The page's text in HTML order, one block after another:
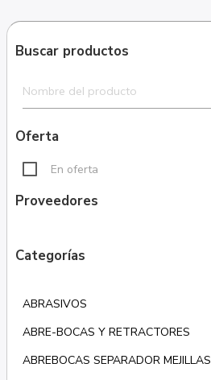
Buscar productos
Oferta
En oferta
Proveedores
Categorías
ABRASIVOS
ABRE-BOCAS Y RETRACTORES
ABREBOCAS SEPARADOR MEJILLAS